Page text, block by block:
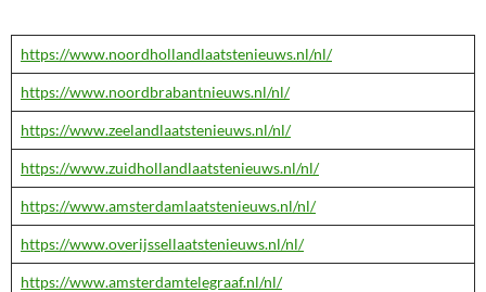
https://www.noordhollandlaatstenieuws.nl/nl/
https://www.noordbrabantnieuws.nl/nl/
https://www.zeelandlaatstenieuws.nl/nl/
https://www.zuidhollandlaatstenieuws.nl/nl/
https://www.amsterdamlaatstenieuws.nl/nl/
https://www.overijssellaatstenieuws.nl/nl/
https://www.amsterdamtelegraaf.nl/nl/